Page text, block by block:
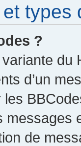
types
?
du
d’un
de